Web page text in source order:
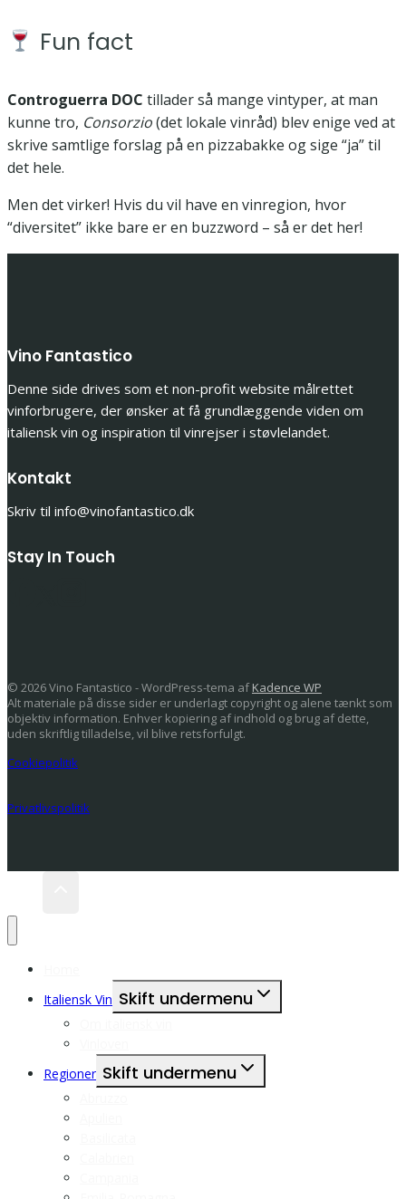
Fun fact
Controguerra DOC tillader så mange vintyper, at man
kunne tro, Consorzio(det lokale vinråd) blev enige ved at
skrive samtlige forslag på en pizzabakke og sige “ja” til
det hele.
Men det virker! Hvis du vil have en vinregion, hvor
“diversitet” ikke bare er en buzzword – så er det her!
Vino Fantastico
Denne side drives som et non-profit website målrettet
vinforbrugere, der ønsker at få grundlæggende viden om
italiensk vin og inspiration til vinrejser i støvlelandet.
Kontakt
Skriv til info@vinofantastico.dk
Stay In Touch
© 2026 Vino Fantastico - WordPress-tema afKadence WP
Alt materiale på disse sider er underlagt copyright og alene tænkt som
objektiv information. Enhver kopiering af indhold og brug af dette,
uden skriftlig tilladelse, vil blive retsforfulgt.
Cookiepolitik
Privatlivspolitik
Italiensk Vin Skift undermenu
Regioner Skift undermenu